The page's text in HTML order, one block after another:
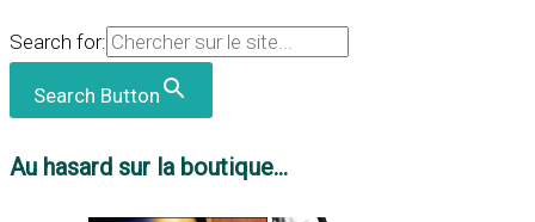
Search for:
Search Button
Au hasard sur la boutique...